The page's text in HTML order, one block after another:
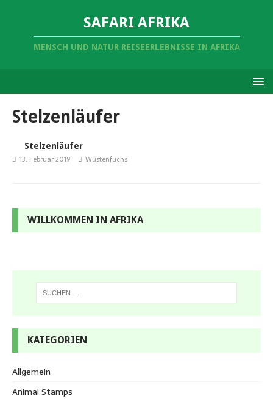
SAFARI AFRIKA
MENSCH UND NATUR REISEERLEBNISSE IN AFRIKA
Stelzenläufer
Stelzenläufer
13. Februar 2019 Wüstenfuchs
WILLKOMMEN IN AFRIKA
KATEGORIEN
Allgemein
Animal Stamps